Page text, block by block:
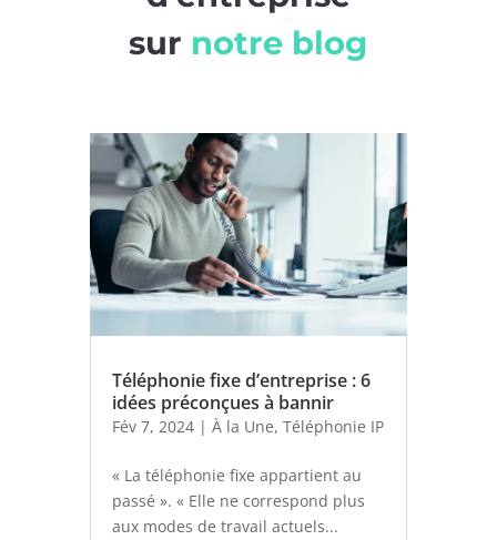
sur notre blog
Téléphonie fixe d’entreprise : 6
idées préconçues à bannir
Fév 7, 2024| À la Une, Téléphonie IP
« La téléphonie fixe appartient au
passé ». « Elle ne correspond plus
aux modes de travail actuels...